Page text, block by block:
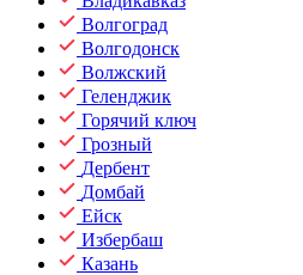
Волгоград
Волгодонск
Волжский
Геленджик
Горячий ключ
Грозный
Дербент
Домбай
Ейск
Избербаш
Казань